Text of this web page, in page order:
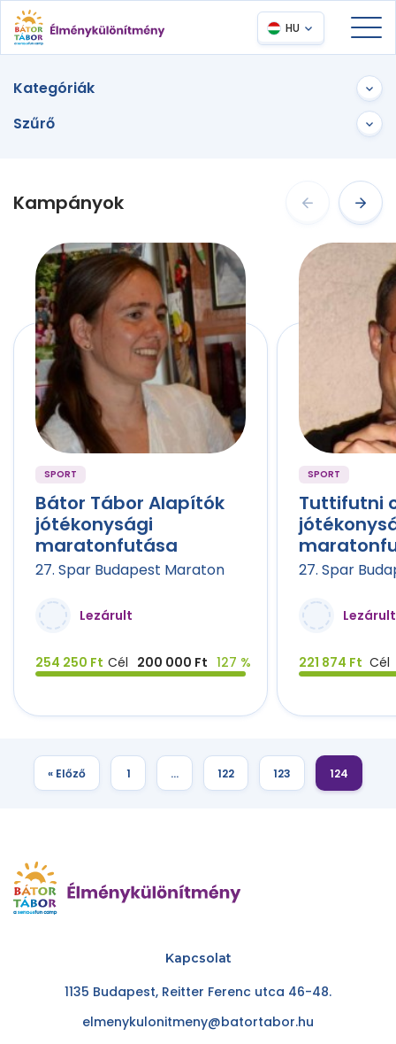
HU
Kategóriák
Szűrő
Kampányok
SPORT
Bátor Tábor Alapítók
jótékonysági
maratonfutása
27. Spar Budapest Maraton
Lezárult
254 250 Ft Cél 200 000 Ft 127 %
SPORT
Tuttifutni
27. Spar
Lezárult
221 874 Ft Cél
« Előző 1 … 122 123 124
Kapcsolat
1135 Budapest, Reitter Ferenc utca 46-48.
elmenykulonitmeny@batortabor.hu